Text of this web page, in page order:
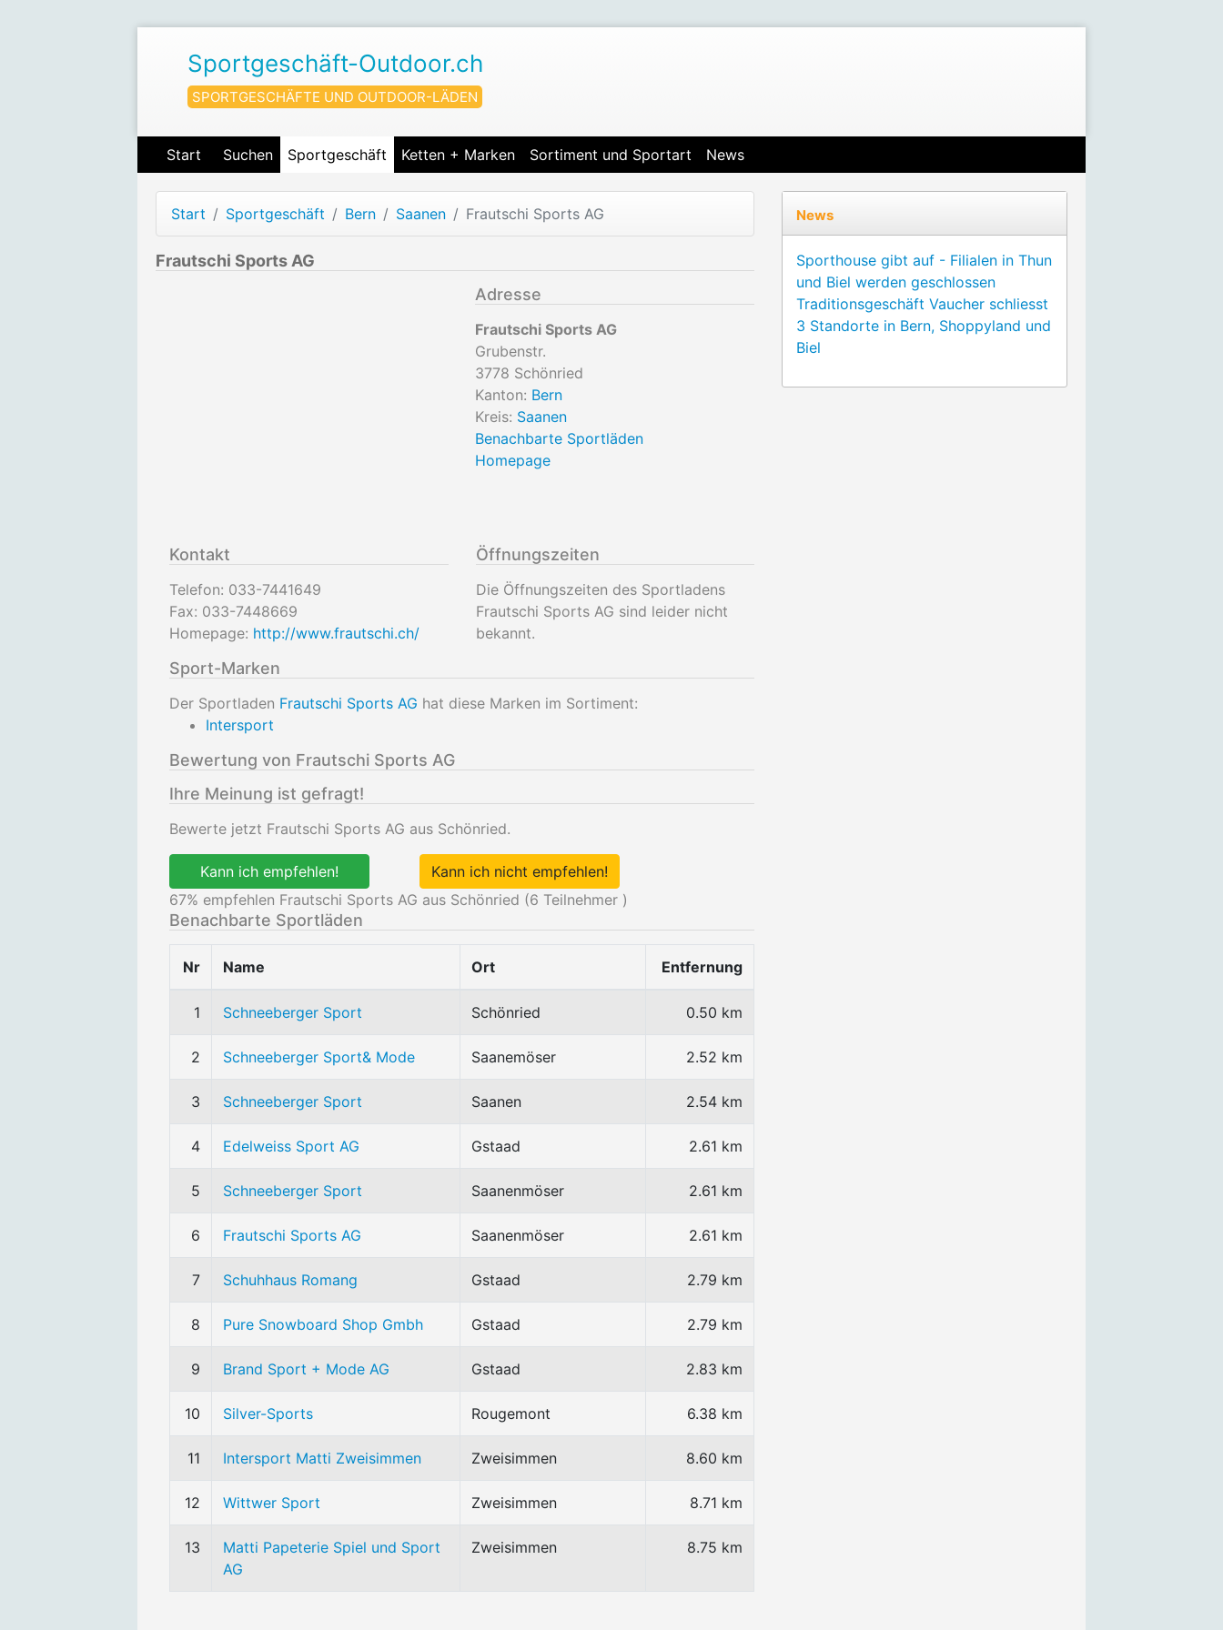
Sportgeschäft-Outdoor.ch
SPORTGESCHÄFTE UND OUTDOOR-LÄDEN
Start Suchen Sportgeschäft Ketten + Marken Sortiment und Sportart News
Start Sportgeschäft Bern Saanen Frautschi Sports AG
Frautschi Sports AG
Adresse
Frautschi Sports AG
Grubenstr.
3778 Schönried
Kanton: Bern
Kreis: Saanen
Benachbarte Sportläden
Homepage
Kontakt
Telefon: 033-7441649
Fax: 033-7448669
Homepage: http://www.frautschi.ch/
Öffnungszeiten
Die Öffnungszeiten des Sportladens
Frautschi Sports AG sind leider nicht
bekannt.
Sport-Marken
Der Sportladen Frautschi Sports AG hat diese Marken im Sortiment:
Intersport
Bewertung von Frautschi Sports AG
Ihre Meinung ist gefragt!
Bewerte jetzt Frautschi Sports AG aus Schönried.
Kann ich empfehlen!
Kann ich nicht empfehlen!
67% empfehlen Frautschi Sports AG aus Schönried (6 Teilnehmer )
Benachbarte Sportläden
Nr Name Ort Entfernung
1 Schneeberger Sport Schönried 0.50 km
2 Schneeberger Sport& Mode Saanemöser 2.52 km
3 Schneeberger Sport Saanen 2.54 km
4 Edelweiss Sport AG Gstaad 2.61 km
5 Schneeberger Sport Saanenmöser 2.61 km
6 Frautschi Sports AG Saanenmöser 2.61 km
7 Schuhhaus Romang Gstaad 2.79 km
8 Pure Snowboard Shop Gmbh Gstaad 2.79 km
9 Brand Sport + Mode AG Gstaad 2.83 km
10 Silver-Sports Rougemont 6.38 km
11 Intersport Matti Zweisimmen Zweisimmen 8.60 km
12 Wittwer Sport Zweisimmen 8.71 km
13
Matti Papeterie Spiel und Sport
AG
Zweisimmen 8.75 km
News
Sporthouse gibt auf - Filialen in Thun
und Biel werden geschlossen
Traditionsgeschäft Vaucher schliesst
3 Standorte in Bern, Shoppyland und
Biel